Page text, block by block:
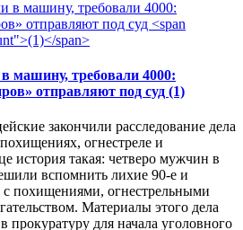
машину, требовали 4000:
отправляют под суд (1)
закончили расследование дела
огнестреле и
история такая: четверо мужчин в
вспомнить лихие 90-е и
с похищениями, огнестрельными
Материалы этого дела
прокуратуру для начала уголовного